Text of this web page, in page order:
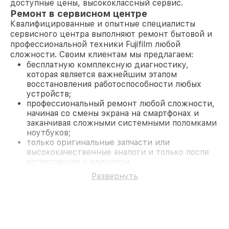
доступные цены, высококлассный сервис.
Ремонт в сервисном центре
Квалифицированные и опытные специалисты
сервисного центра выполняют ремонт бытовой и
профессиональной техники Fujifilm любой
сложности. Своим клиентам мы предлагаем:
бесплатную комплексную диагностику,
которая является важнейшим этапом
восстановления работоспособности любых
устройств;
профессиональный ремонт любой сложности,
начиная со смены экрана на смартфонах и
заканчивая сложными системными поломками
ноутбуков;
только оригинальные запчасти или
высококачественные аналоги и только после
согласования с клиентом.
На все работы и замененные комплектующие
предоставляется длительная гарантия. В случае
Развернуть